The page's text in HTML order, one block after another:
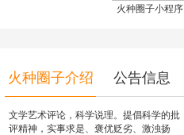
火种圈子小程序
火种圈子介绍 公告信息
文学艺术评论，科学说理。提倡科学的批
评精神，实事求是、褒优贬劣、激浊扬